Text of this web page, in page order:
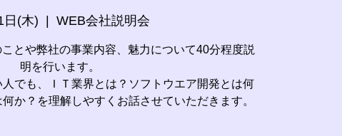
日(木) WEB会社説明会
とや弊社の事業内容、魅力について40分程度説
明を行います。
人でも、ＩＴ業界とは？ソフトウエア開発とは何
か？を理解しやすくお話させていただきます。